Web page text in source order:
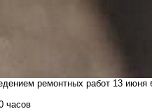
ремонтных работ 13
часов